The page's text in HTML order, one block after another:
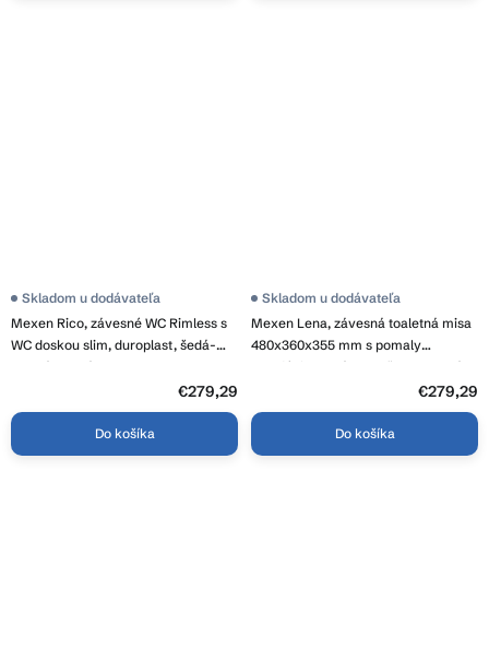
Mexen Rico, závesné WC Rimless s
WC doskou slim, duroplast, šedá-
modrá matná, 30724069
Skladom u dodávateľa
€279,29
Do košíka
Mexen Lena, závesná toaletná misa
480x360x355 mm s pomaly
padajúcim sedátkom, šedo-modrá
Skladom u dodávateľa
€279,29
Do košíka